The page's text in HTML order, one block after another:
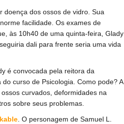
doença dos ossos de vidro. Sua
facilidade. Os exames de
às 10h40 de uma quinta-feira, Glady
dali para frente seria uma vida
é convocada pela reitora da
curso de Psicologia. Como pode? A
curvados, deformidades na
sobre seus problemas.
. O personagem de Samuel L.